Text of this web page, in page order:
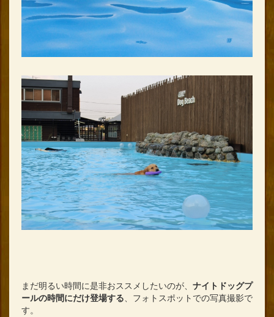
まだ明るい時間に是非おススメしたいのが、 ナイトドッグプ
ールの時間にだけ登場する、フォトスポットでの写真撮影で
す。